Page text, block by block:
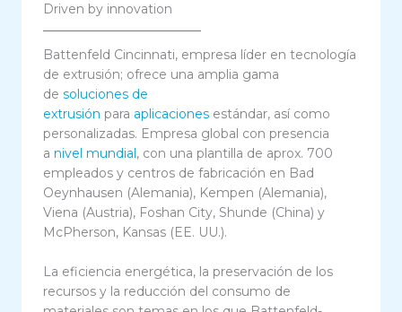
Driven by innovation
Battenfeld Cincinnati, empresa líder en tecnología
de extrusión; ofrece una amplia gama
de soluciones de
extrusión para aplicaciones estándar, así como
personalizadas. Empresa global con presencia
a nivel mundial, con una plantilla de aprox. 700
empleados y centros de fabricación en Bad
Oeynhausen (Alemania), Kempen (Alemania),
Viena (Austria), Foshan City, Shunde (China) y
McPherson, Kansas (EE. UU.).
La eficiencia energética, la preservación de los
recursos y la reducción del consumo de